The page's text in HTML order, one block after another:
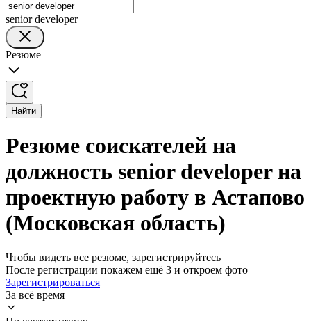
senior developer
Резюме
Найти
Резюме соискателей на
должность senior developer на
проектную работу в Астапово
(Московская область)
Чтобы видеть все резюме, зарегистрируйтесь
После регистрации покажем ещё 3 и откроем фото
Зарегистрироваться
За всё время